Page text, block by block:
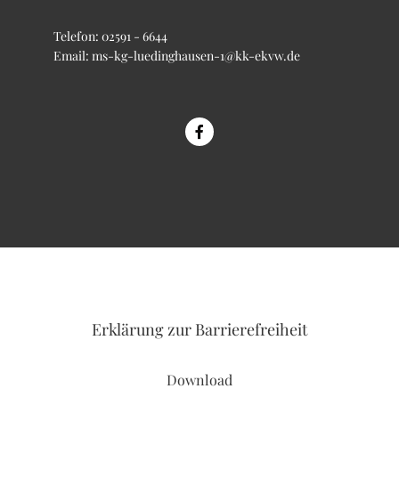
Telefon: 02591 - 6644
Email: ms-kg-luedinghausen-1@kk-ekvw.de
Erklärung zur Barrierefreiheit
Download